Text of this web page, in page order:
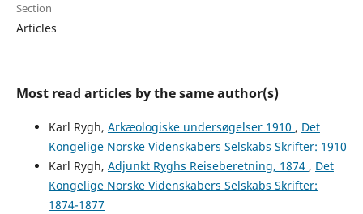
Section
Articles
Most read articles by the same author(s)
Karl Rygh, Arkæologiske undersøgelser 1910 , Det
Kongelige Norske Videnskabers Selskabs Skrifter: 1910
Karl Rygh, Adjunkt Ryghs Reiseberetning, 1874 , Det
Kongelige Norske Videnskabers Selskabs Skrifter:
1874-1877